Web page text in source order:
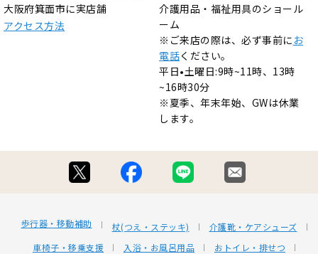
大阪府箕面市に実店舗
アクセス方法
介護用品・福祉用具のショール
ーム
※ご来店の際は、必ず事前に お
電話ください。
平日•土曜日:9時~11時、13時
~16時30分
※夏季、年末年始、GWは休業
します。
歩行器・移動補助 杖(つえ・ステッキ)
介護靴・ケアシューズ
車椅子・移乗支援
入浴・お風呂用品
おトイレ・排せつ